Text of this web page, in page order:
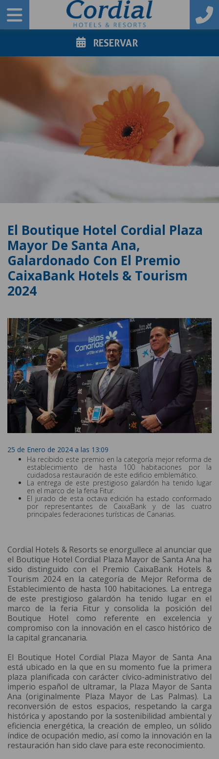
RESERVAR
El Boutique Hotel Cordial Plaza
Mayor De Santa Ana,
Galardonado Con El Premio
CaixaBank Hotels & Tourism
2024
25 de Enero de 2024 a las 13:09
Ha recibido este premio en la categoría mejor reforma de
establecimiento de hasta 100 habitaciones por la
cuidadosa restauración de este edificio emblemático.
La entrega de este prestigioso galardón ha tenido lugar
en el marco de la feria Fitur.
El jurado de esta octava edición ha estado conformado
por representantes de CaixaBank y de las cuatro
principales federaciones turísticas de Canarias.
Cordial Hotels & Resorts se enorgullece al anunciar que
el Boutique Hotel Cordial Plaza Mayor de Santa Ana ha
sido distinguido con el Premio CaixaBank Hotels &
Tourism 2024 en la categoría de Mejor Reforma de
Establecimiento de hasta 100 habitaciones. La entrega
de este prestigioso galardón ha tenido lugar en el
marco de la feria Fitur y consolida la posición del
Boutique Hotel como referente en excelencia y
compromiso con la innovación en el casco histórico de
la capital grancanaria.
El Boutique Hotel Cordial Plaza Mayor de Santa Ana
está ubicado en la que en su momento fue la primera
plaza planificada con carácter cívico-administrativo del
imperio español de ultramar, la Plaza Mayor de Santa
Ana (originalmente Plaza Mayor de Las Palmas). La
reconversión de estos espacios, respetando la carga
histórica y apostando por la sostenibilidad ambiental y
eficiencia energética, la creación de empleo, un sólido
índice de ocupación medio, así como la innovación en la
restauración han sido clave para este reconocimiento.